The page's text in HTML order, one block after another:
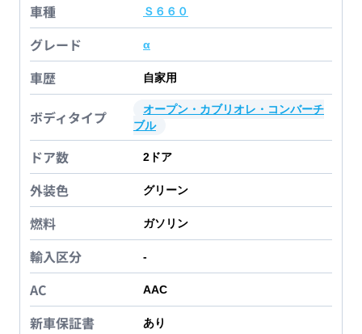
車種 Ｓ６６０
グレード α
車歴 自家用
ボディタイプ
オープン・カブリオレ・コンバーチ
ブル
ドア数 2 ドア
外装色 グリーン
燃料 ガソリン
輸入区分 -
AC AAC
新車保証書 あり